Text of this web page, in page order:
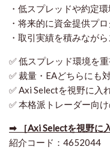
・低スプレッドや約定
・将来的に資金提供プ
・取引実績を積みなが
✅ 低スプレッド環境を
✅ 裁量・EAどちらにも
✅ Axi Selectを視野に入
✅ 本格派トレーダー向
➡ ［Axi Selectを視野に
紹介コード：4652044